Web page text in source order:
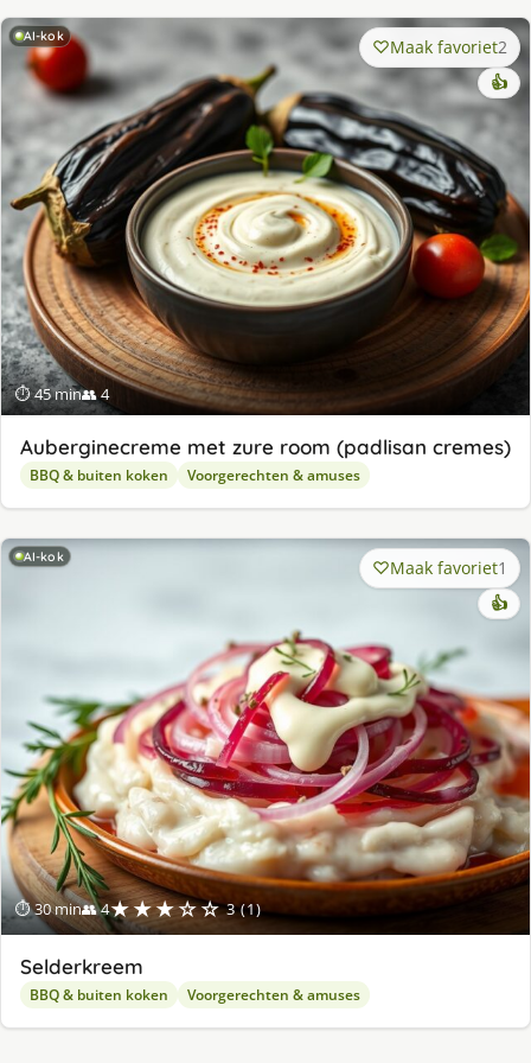
AI-kok
⏱ 45 min👥 4
Maak favoriet2
👍
Auberginecreme met zure room (padlisan cremes)
BBQ & buiten koken Voorgerechten & amuses
AI-kok
⏱ 30 min👥 4★★★☆☆ 3 (1)
Maak favoriet1
👍
Selderkreem
BBQ & buiten koken Voorgerechten & amuses